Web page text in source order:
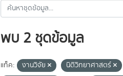
พบ 2 ชุดข้อมูล
แท็ค: งานวิจัย นิติวิทยาศาสตร์